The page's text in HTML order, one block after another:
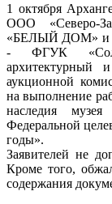
1 октября
ООО «Северо-
«БЕЛЫЙ ДОМ» и
- ФГУК
архитектурный
аукционной
на выполнение
наследия
Федеральной
годы».
Заявителей не
Кроме того,
содержания